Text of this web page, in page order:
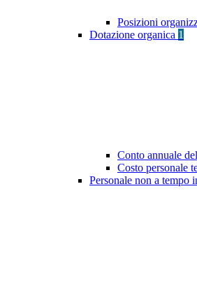
Posizioni
Dotazione organica 1
Conto annuale
Costo personale
Personale non a tempo